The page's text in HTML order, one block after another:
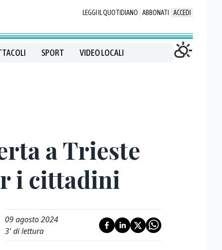
LEGGI IL QUOTIDIANO ABBONATI ACCEDI
SPORT VIDEO LOCALI
a Trieste
i cittadini
09 agosto 2024
3' di lettura